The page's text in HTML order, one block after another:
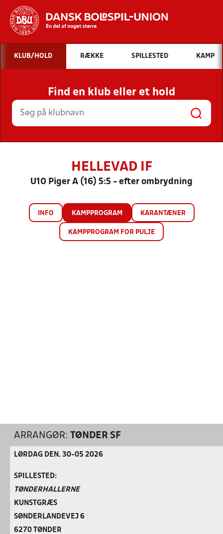
Hvad vil du søge efter?
INDHOLD OG NYHEDER
STILLINGER, RESULTATER, KLUBBER OG
HOLD
KLUB/HOLD RÆKKE SPILLESTED KAMP
Find en klub eller et hold
HELLEVAD IF
U10 Piger A (16) 5:5 - efter ombrydning
INFO KAMPPROGRAM KARANTÆNER
KAMPPROGRAM FOR PULJE
ARRANGØR: TØNDER SF
LØRDAG DEN. 30-05 2026
SPILLESTED:
TØNDERHALLERNE
KUNSTGRÆS
SØNDERLANDEVEJ 6
6270 TØNDER